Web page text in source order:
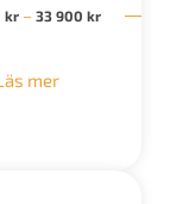
kr till 28 900 kr
kr – 33 900 kr
mer